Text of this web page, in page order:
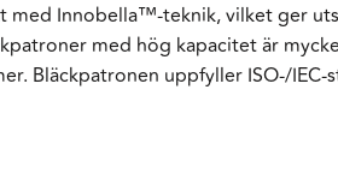
med Innobella™-teknik, vilket ger
med hög kapacitet är
Bläckpatronen uppfyller ISO-/IEC-